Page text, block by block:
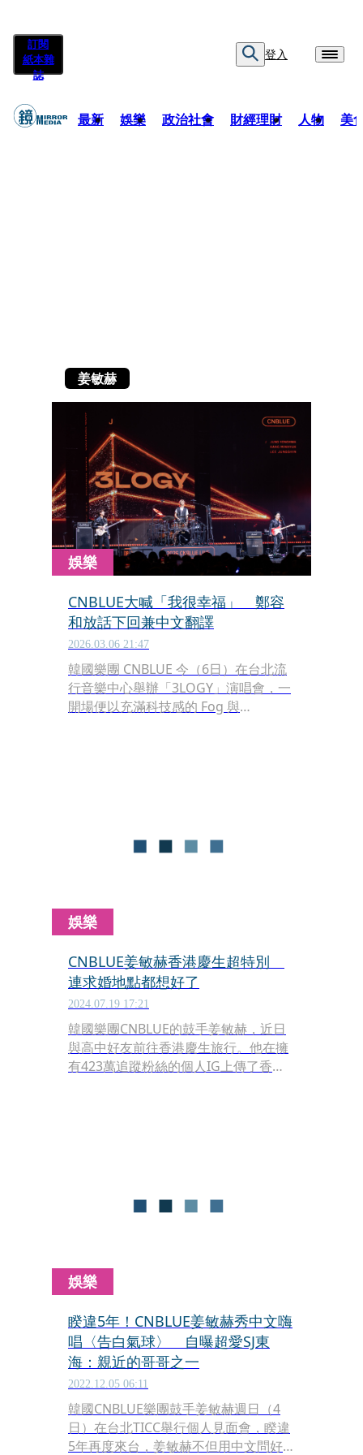
訂閱
紙本雜
誌
登入
最新 娛樂 政治社會 財經理財 人物 美
姜敏赫
娛樂
CNBLUE大喊「我很幸福」 鄭容
和放話下回兼中文翻譯
2026.03.06 21:47
韓國樂團 CNBLUE 今（6日）在台北流
行音樂中心舉辦「3LOGY」演唱會，一
開場便以充滿科技感的 Fog 與
和敏赫啊。」容和自信滿滿地說：「我
會連你們的一起翻譯！」笑翻全場。
娛樂
CNBLUE姜敏赫香港慶生超特別
連求婚地點都想好了
2024.07.19 17:21
韓國樂團CNBLUE的鼓手姜敏赫，近日
與高中好友前往香港慶生旅行。他在擁
有423萬追蹤粉絲的個人IG上傳了香港
娛樂
睽違5年！CNBLUE姜敏赫秀中文嗨
唱〈告白氣球〉 自曝超愛SJ東
海：親近的哥哥之一
2022.12.05 06:11
韓國CNBLUE樂團鼓手姜敏赫週日（4
日）在台北TICC舉行個人見面會，睽違
5年再度來台，姜敏赫不但用中文問好